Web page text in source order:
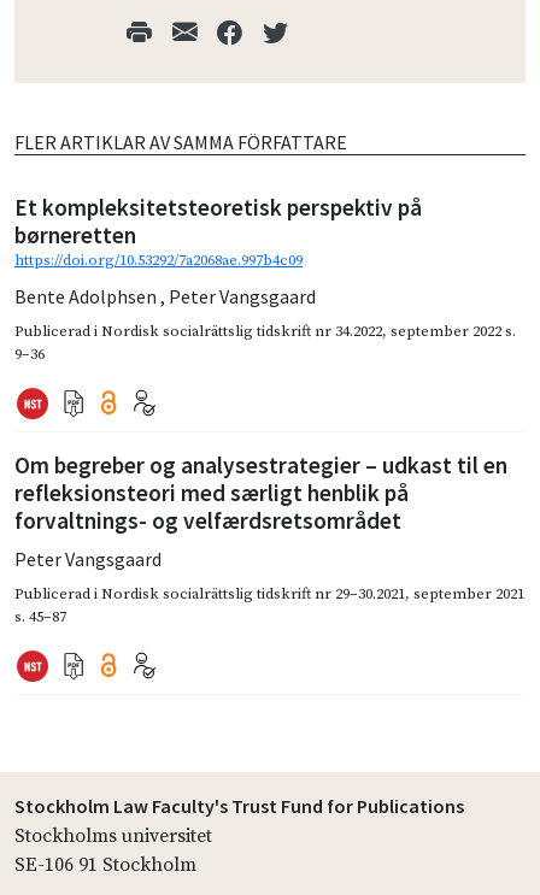
FLER ARTIKLAR AV SAMMA FÖRFATTARE
Et kompleksitetsteoretisk perspektiv på
børneretten
https://doi.org/10.53292/7a2068ae.997b4c09
Bente Adolphsen , Peter Vangsgaard
Publicerad iNordisk socialrättslig tidskrift nr 34.2022, september 2022s.
9–36
Om begreber og analysestrategier – udkast til en
refleksionsteori med særligt henblik på
forvaltnings- og velfærdsretsområdet
Peter Vangsgaard
Publicerad iNordisk socialrättslig tidskrift nr 29–30.2021, september 2021
s. 45–87
Stockholm Law Faculty's Trust Fund for Publications
Stockholms universitet
SE-106 91 Stockholm